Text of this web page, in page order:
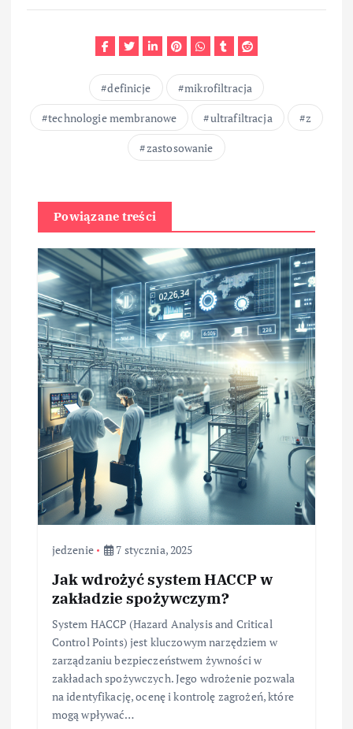
definicje
mikrofiltracja
technologie membranowe
ultrafiltracja
z
zastosowanie
Powiązane treści
jedzenie 7 stycznia, 2025
Jak wdrożyć system HACCP w
zakładzie spożywczym?
System HACCP (Hazard Analysis and Critical
Control Points) jest kluczowym narzędziem w
zarządzaniu bezpieczeństwem żywności w
zakładach spożywczych. Jego wdrożenie pozwala
na identyfikację, ocenę i kontrolę zagrożeń, które
mogą wpływać…